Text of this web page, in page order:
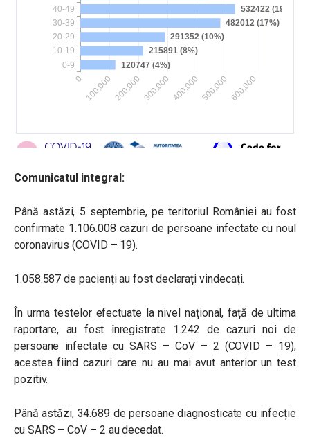
Comunicatul integral:
Până astăzi, 5 septembrie, pe teritoriul României au fost
confirmate 1.106.008 cazuri de persoane infectate cu noul
coronavirus (COVID – 19).
1.058.587 de pacienți au fost declarați vindecați.
În urma testelor efectuate la nivel național, față de ultima
raportare, au fost înregistrate 1.242 de cazuri noi de
persoane infectate cu SARS – CoV – 2 (COVID – 19),
acestea fiind cazuri care nu au mai avut anterior un test
pozitiv.
Până astăzi, 34.689 de persoane diagnosticate cu infecție
cu SARS – CoV – 2 au decedat.